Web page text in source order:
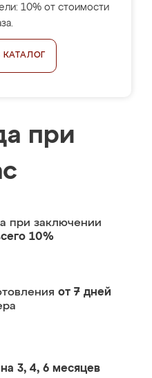
10% от стоимости
КАТАЛОГ
при
при заключении
10%
от 7 дней
на 3, 4, 6 месяцев